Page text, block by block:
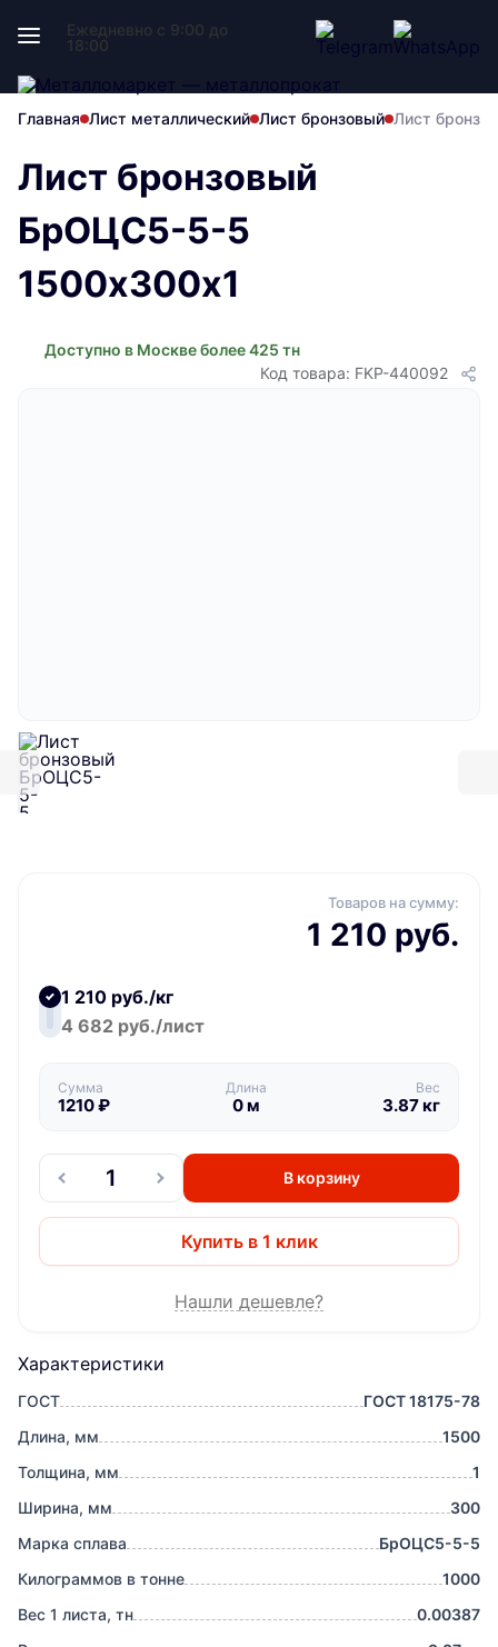
Ежедневно с 9:00 до
18:00
Главная Лист металлический Лист бронзовый Лист
Лист бронзовый
БрОЦС5-5-5
1500х300х1
Доступно в Москве более 425 тн
Код товара: FKP-440092
Характеристики
ГОСТ
ГОСТ 18175-78
Длина, мм
1500
Толщина, мм
1
Ширина, мм
300
Марка сплава
БрОЦС5-5-5
Килограммов в тонне
1000
Вес 1 листа, тн
0.00387
Товаров на сумму:
1 210 руб.
1 210 руб./кг
4 682 руб./лист
Сумма
1210₽
Длина
0м
Вес
3.87кг
В корзину
Купить в 1 клик
Нашли дешевле?